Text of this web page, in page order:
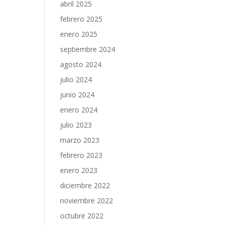
abril 2025
febrero 2025
enero 2025
septiembre 2024
agosto 2024
julio 2024
junio 2024
enero 2024
julio 2023
marzo 2023
febrero 2023
enero 2023
diciembre 2022
noviembre 2022
octubre 2022